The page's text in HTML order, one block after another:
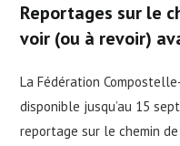
Reportages sur le
voir (ou à revoir)
La Fédération
disponible jusqu’au 15
reportage sur le chemin